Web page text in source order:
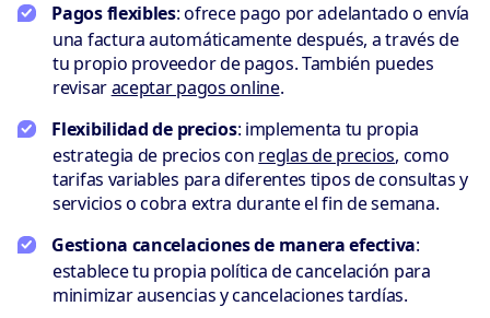
Pagos flexibles: ofrece pago por adelantado o envía
una factura automáticamente después, a través de
tu propio proveedor de pagos. También puedes
revisaraceptar pagos online.
Flexibilidad de precios: implementa tu propia
estrategia de precios con reglas de precios, como
tarifas variables para diferentes tipos de consultas y
servicios o cobra extra durante el fin de semana.
Gestiona cancelaciones de manera efectiva:
establece tu propia política de cancelación para
minimizar ausencias y cancelaciones tardías.